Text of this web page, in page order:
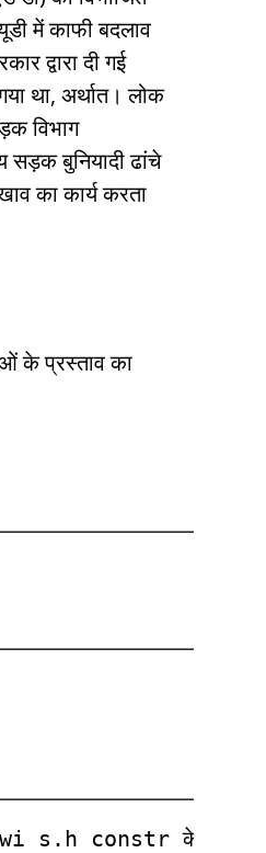
में काफी बदलाव
द्वारा दी गई
था, अर्थात। लोक
विभाग
सड़क बुनियादी ढांचे
का कार्य करता
के प्रस्ताव का
s.h constr के तहत